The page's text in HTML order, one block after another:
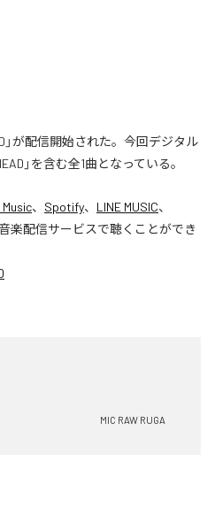
」が配信開始された。今回デジタル
」を含む全1曲となっている。
、 Spotify、 LINE MUSIC、
楽配信サービスで聴くことができ
MIC RAW RUGA